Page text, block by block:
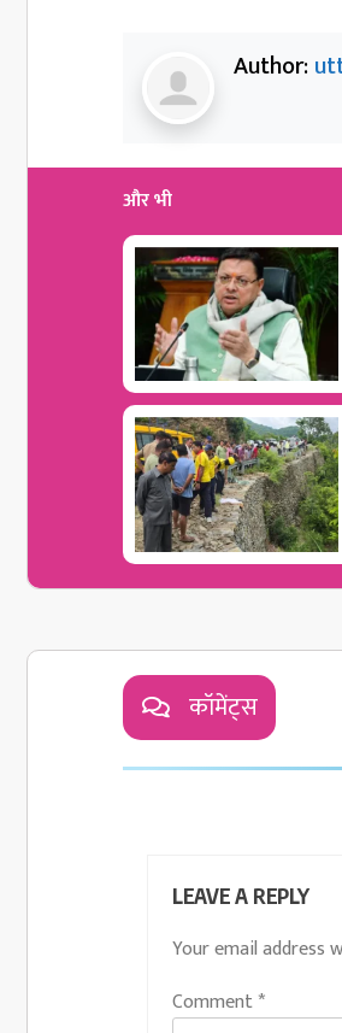
Author:
और भी
कॉमेंट्स
LEAVE A REPLY
Your email address
Comment*